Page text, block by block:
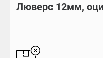
Бренды
Самоклеящиеся плёнки
Люверс 12мм,